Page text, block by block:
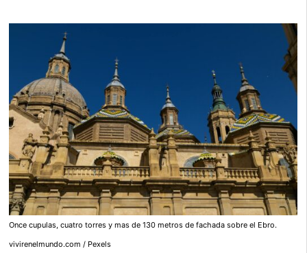
Once cupulas, cuatro torres y mas de 130 metros de fachada sobre el Ebro.
vivirenelmundo.com / Pexels